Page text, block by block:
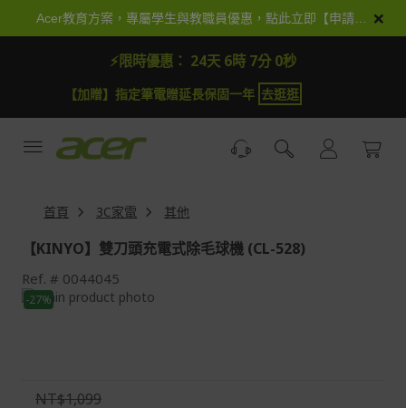
×
⚡限時優惠： 24天 6時 7分 0秒
【加贈】指定筆電贈延長保固一年 去逛逛
首頁 3C家電 其他
【KINYO】雙刀頭充電式除毛球機 (CL-528)
Ref. 0044045
Skip
to
-27%
Skip
NT$1,099